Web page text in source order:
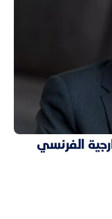
الفرنسي